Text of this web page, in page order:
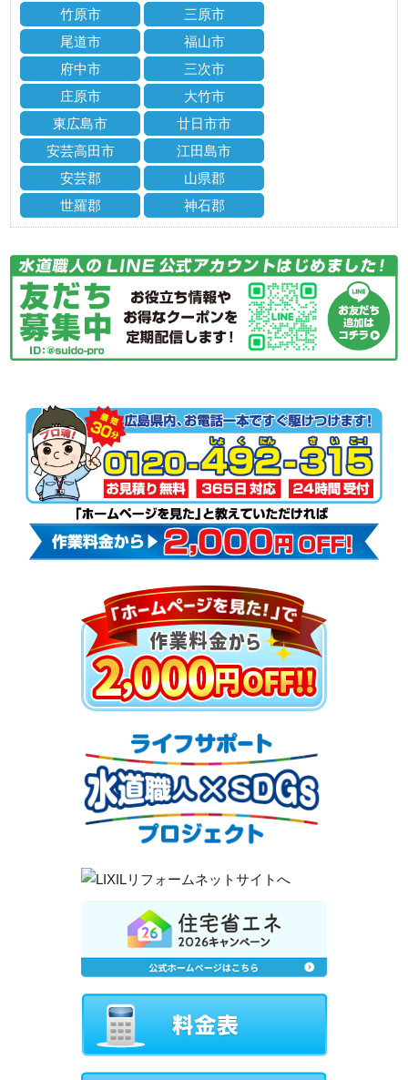
竹原市
三原市
尾道市
福山市
府中市
三次市
庄原市
大竹市
東広島市
廿日市市
安芸高田市
江田島市
安芸郡
山県郡
世羅郡
神石郡